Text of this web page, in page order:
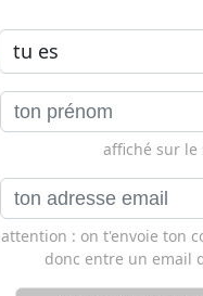
affiché sur le
attention : on t'envoie ton
donc entre un email